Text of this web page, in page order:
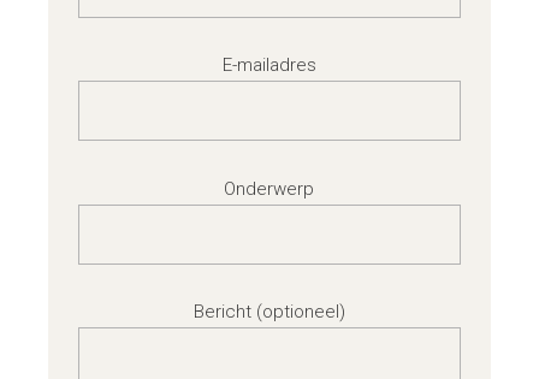
E-mailadres
Onderwerp
Bericht (optioneel)